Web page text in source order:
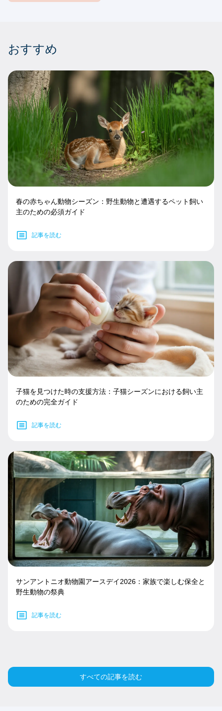
おすすめ
春の赤ちゃん動物シーズン：野生動物と遭遇するペット飼い
主のための必須ガイド
記事を読む
子猫を見つけた時の支援方法：子猫シーズンにおける飼い主
のための完全ガイド
記事を読む
サンアントニオ動物園アースデイ2026：家族で楽しむ保全と
野生動物の祭典
記事を読む
すべての記事を読む